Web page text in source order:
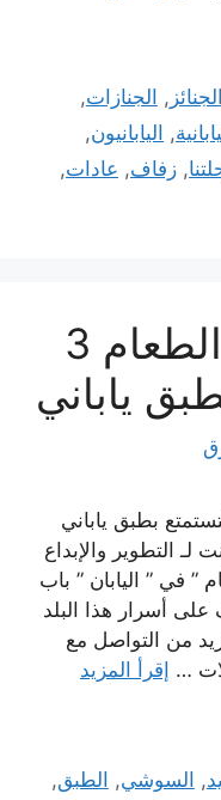
الجنائز , الجنازات,
, اليابانيون,
, زفاف, عادات,
اليابان و اتيكيت الطعام 3
ياباني
الطعام 3 نصائح لتستمتع بطبق ياباني
التطوير والإبداع
” في ” اليابان ” باب
أسرار هذا البلد
من التواصل مع
… إقرأ المزيد
, السوشي, الطبق,